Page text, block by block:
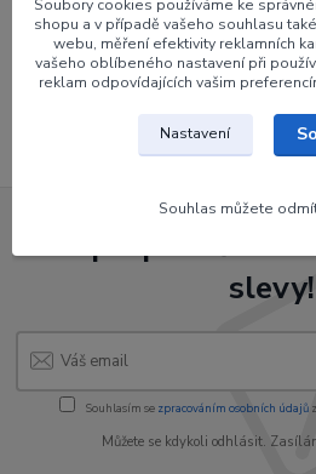
Luky
Reflexní luky
Středy luků
Nepropásněte
slevy!
Souhlasím se zpracováním osobních údajů
Můžete se kdykoli odhlásit.
Soubory cookies používáme ke
shopu a v případě vašeho souhlasu
webu, měření efektivity reklamních
vašeho oblíbeného nastavení při
reklam odpovídajících vašim
Nastavení
Souhlas můžete